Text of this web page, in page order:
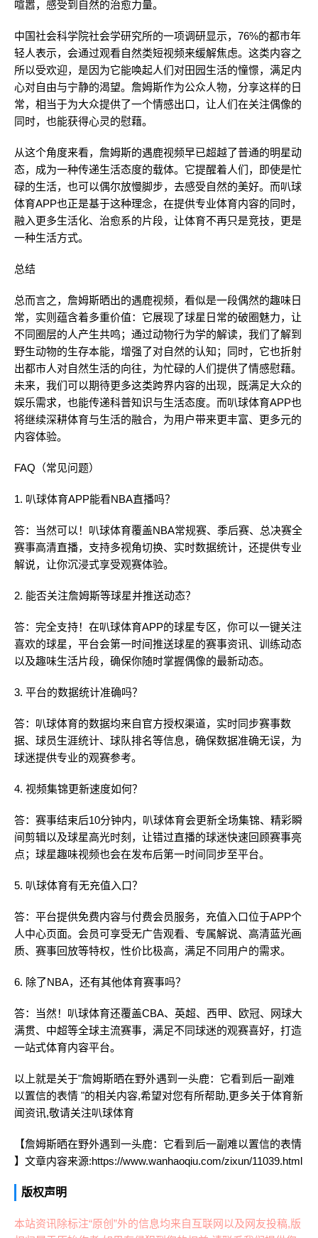
喧嚣，感受到自然的治愈力量。
中国社会科学院社会学研究所的一项调研显示，76%的都市年
轻人表示，会通过观看自然类短视频来缓解焦虑。这类内容之
所以受欢迎，是因为它能唤起人们对田园生活的憧憬，满足内
心对自由与宁静的渴望。詹姆斯作为公众人物，分享这样的日
常，相当于为大众提供了一个情感出口，让人们在关注偶像的
同时，也能获得心灵的慰藉。
从这个角度来看，詹姆斯的遇鹿视频早已超越了普通的明星动
态，成为一种传递生活态度的载体。它提醒着人们，即使是忙
碌的生活，也可以偶尔放慢脚步，去感受自然的美好。而叭球
体育APP也正是基于这种理念，在提供专业体育内容的同时，
融入更多生活化、治愈系的片段，让体育不再只是竞技，更是
一种生活方式。
总结
总而言之，詹姆斯晒出的遇鹿视频，看似是一段偶然的趣味日
常，实则蕴含着多重价值：它展现了球星日常的破圈魅力，让
不同圈层的人产生共鸣；通过动物行为学的解读，我们了解到
野生动物的生存本能，增强了对自然的认知；同时，它也折射
出都市人对自然生活的向往，为忙碌的人们提供了情感慰藉。
未来，我们可以期待更多这类跨界内容的出现，既满足大众的
娱乐需求，也能传递科普知识与生活态度。而叭球体育APP也
将继续深耕体育与生活的融合，为用户带来更丰富、更多元的
内容体验。
FAQ（常见问题）
1. 叭球体育APP能看NBA直播吗？
答：当然可以！叭球体育覆盖NBA常规赛、季后赛、总决赛全
赛事高清直播，支持多视角切换、实时数据统计，还提供专业
解说，让你沉浸式享受观赛体验。
2. 能否关注詹姆斯等球星并推送动态？
答：完全支持！在叭球体育APP的球星专区，你可以一键关注
喜欢的球星，平台会第一时间推送球星的赛事资讯、训练动态
以及趣味生活片段，确保你随时掌握偶像的最新动态。
3. 平台的数据统计准确吗？
答：叭球体育的数据均来自官方授权渠道，实时同步赛事数
据、球员生涯统计、球队排名等信息，确保数据准确无误，为
球迷提供专业的观赛参考。
4. 视频集锦更新速度如何？
答：赛事结束后10分钟内，叭球体育会更新全场集锦、精彩瞬
间剪辑以及球星高光时刻，让错过直播的球迷快速回顾赛事亮
点；球星趣味视频也会在发布后第一时间同步至平台。
5. 叭球体育有无充值入口？
答：平台提供免费内容与付费会员服务，充值入口位于APP个
人中心页面。会员可享受无广告观看、专属解说、高清蓝光画
质、赛事回放等特权，性价比极高，满足不同用户的需求。
6. 除了NBA，还有其他体育赛事吗？
答：当然！叭球体育还覆盖CBA、英超、西甲、欧冠、网球大
满贯、中超等全球主流赛事，满足不同球迷的观赛喜好，打造
一站式体育内容平台。
以上就是关于"詹姆斯晒在野外遇到一头鹿：它看到后一副难
以置信的表情 "的相关内容,希望对您有所帮助,更多关于体育新
闻资讯,敬请关注叭球体育
【詹姆斯晒在野外遇到一头鹿：它看到后一副难以置信的表情
】文章内容来源:https://www.wanhaoqiu.com/zixun/11039.html
版权声明
本站资讯除标注“原创”外的信息均来自互联网以及网友投稿,版